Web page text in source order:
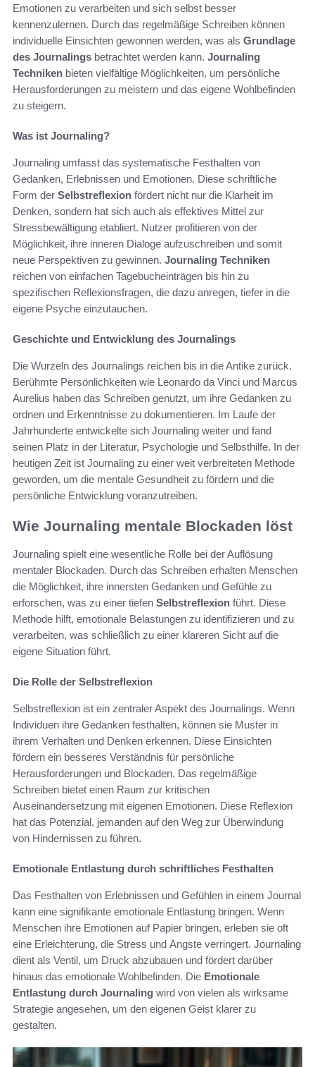
Emotionen zu verarbeiten und sich selbst besser
kennenzulernen. Durch das regelmäßige Schreiben können
individuelle Einsichten gewonnen werden, was als Grundlage
des Journalings betrachtet werden kann. Journaling
Techniken bieten vielfältige Möglichkeiten, um persönliche
Herausforderungen zu meistern und das eigene Wohlbefinden
zu steigern.
Was ist Journaling?
Journaling umfasst das systematische Festhalten von
Gedanken, Erlebnissen und Emotionen. Diese schriftliche
Form der Selbstreflexion fördert nicht nur die Klarheit im
Denken, sondern hat sich auch als effektives Mittel zur
Stressbewältigung etabliert. Nutzer profitieren von der
Möglichkeit, ihre inneren Dialoge aufzuschreiben und somit
neue Perspektiven zu gewinnen. Journaling Techniken
reichen von einfachen Tagebucheinträgen bis hin zu
spezifischen Reflexionsfragen, die dazu anregen, tiefer in die
eigene Psyche einzutauchen.
Geschichte und Entwicklung des Journalings
Die Wurzeln des Journalings reichen bis in die Antike zurück.
Berühmte Persönlichkeiten wie Leonardo da Vinci und Marcus
Aurelius haben das Schreiben genutzt, um ihre Gedanken zu
ordnen und Erkenntnisse zu dokumentieren. Im Laufe der
Jahrhunderte entwickelte sich Journaling weiter und fand
seinen Platz in der Literatur, Psychologie und Selbsthilfe. In der
heutigen Zeit ist Journaling zu einer weit verbreiteten Methode
geworden, um die mentale Gesundheit zu fördern und die
persönliche Entwicklung voranzutreiben.
Wie Journaling mentale Blockaden löst
Journaling spielt eine wesentliche Rolle bei der Auflösung
mentaler Blockaden. Durch das Schreiben erhalten Menschen
die Möglichkeit, ihre innersten Gedanken und Gefühle zu
erforschen, was zu einer tiefen Selbstreflexion führt. Diese
Methode hilft, emotionale Belastungen zu identifizieren und zu
verarbeiten, was schließlich zu einer klareren Sicht auf die
eigene Situation führt.
Die Rolle der Selbstreflexion
Selbstreflexion ist ein zentraler Aspekt des Journalings. Wenn
Individuen ihre Gedanken festhalten, können sie Muster in
ihrem Verhalten und Denken erkennen. Diese Einsichten
fördern ein besseres Verständnis für persönliche
Herausforderungen und Blockaden. Das regelmäßige
Schreiben bietet einen Raum zur kritischen
Auseinandersetzung mit eigenen Emotionen. Diese Reflexion
hat das Potenzial, jemanden auf den Weg zur Überwindung
von Hindernissen zu führen.
Emotionale Entlastung durch schriftliches Festhalten
Das Festhalten von Erlebnissen und Gefühlen in einem Journal
kann eine signifikante emotionale Entlastung bringen. Wenn
Menschen ihre Emotionen auf Papier bringen, erleben sie oft
eine Erleichterung, die Stress und Ängste verringert. Journaling
dient als Ventil, um Druck abzubauen und fördert darüber
hinaus das emotionale Wohlbefinden. Die Emotionale
Entlastung durch Journaling wird von vielen als wirksame
Strategie angesehen, um den eigenen Geist klarer zu
gestalten.